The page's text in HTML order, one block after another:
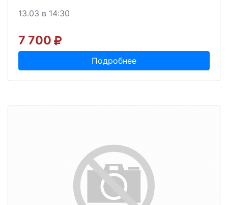
13.03 в 14:30
7 700
Подробнее